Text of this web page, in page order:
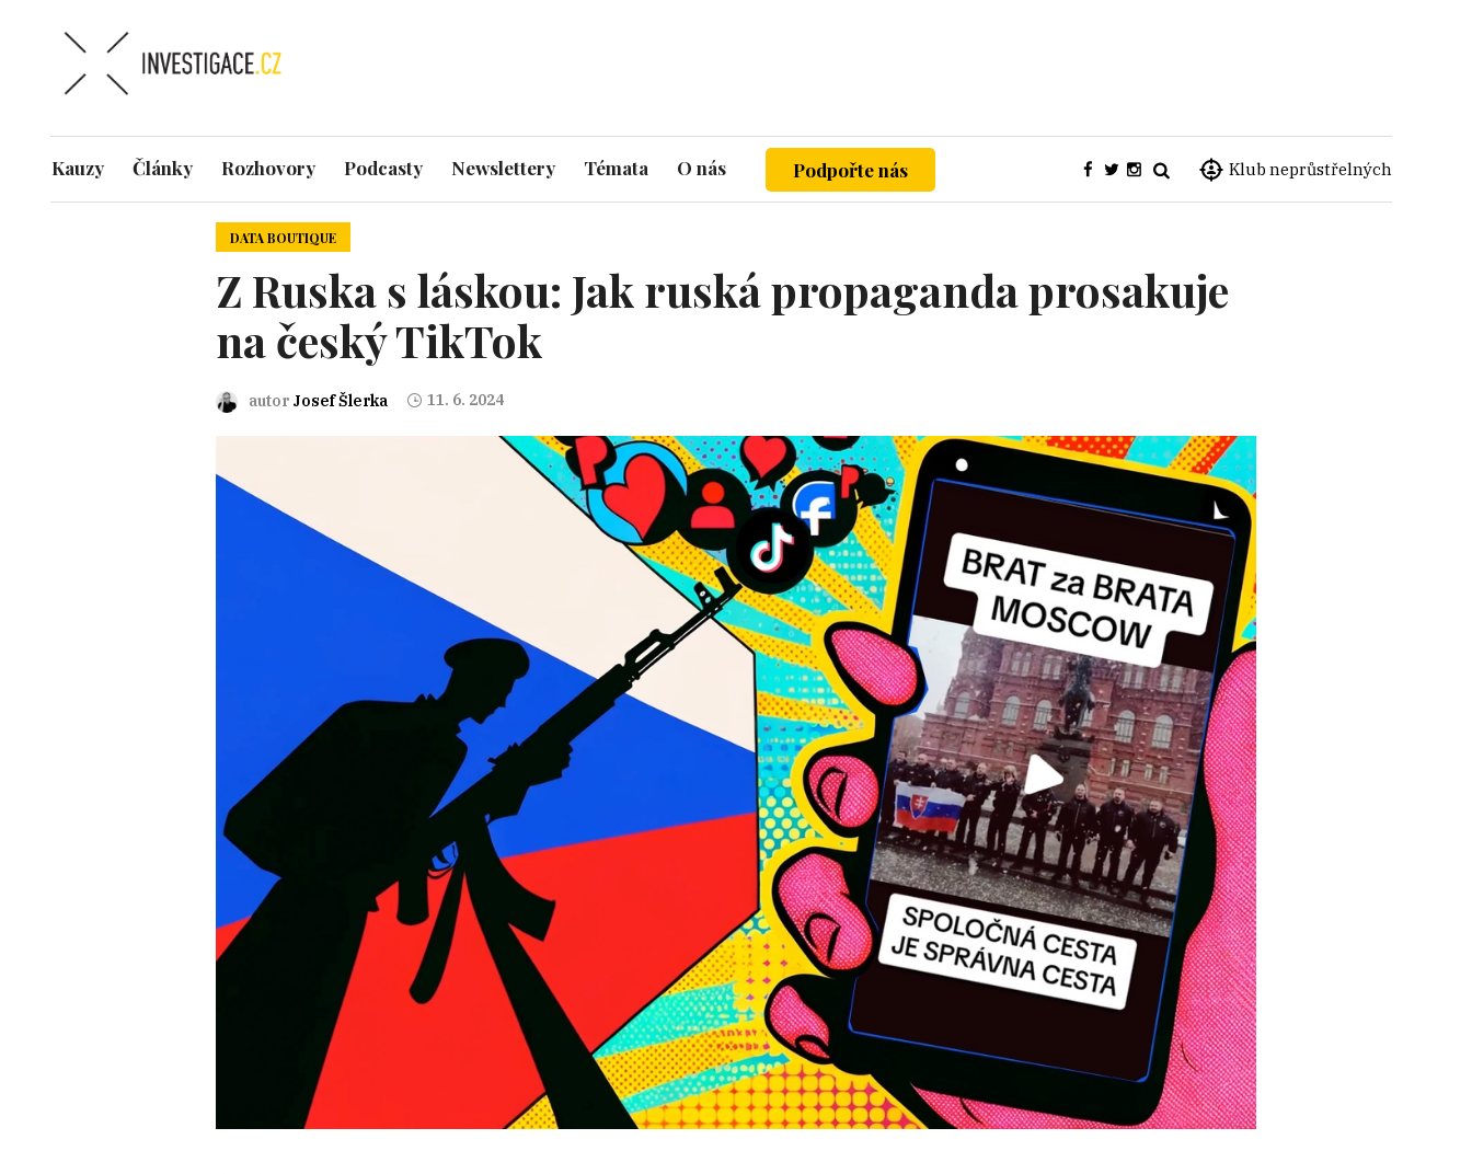
Klub neprůstřelných
Kauzy Články Rozhovory Podcasty Newslettery Témata O nás Podpořte nás
DATA BOUTIQUE
Z Ruska s láskou: Jak ruská propaganda prosakuje
na český TikTok
autor Josef Šlerka 11. 6. 2024